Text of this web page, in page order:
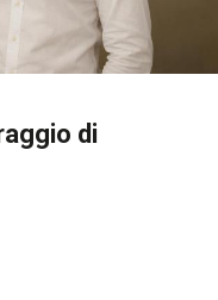
di